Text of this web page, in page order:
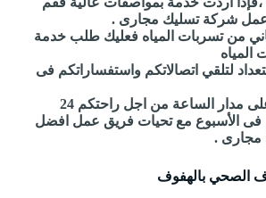
شركة تسليك مجارى .
من تسربات المياه فعليك طلب خدمة
لتلقي اتصالاتكم واستفساراتكم فى
فنحن نعمل على مدار الساعة من اجل راحتكم 24
و7 أيام فى الأسبوع مع تحيات فريق عمل افضل
مجارى .
الصحي بالهفوف